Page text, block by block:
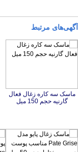
آگهی‌های مرتبط
ماسک سه کاره زغال فعال
گارنیه حجم 150 میل